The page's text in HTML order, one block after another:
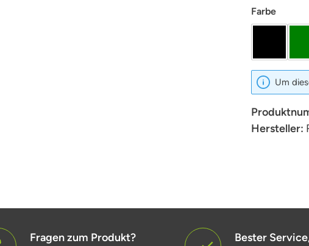
Farbe
Um
Hersteller:
Fragen zum Produkt?
Bester